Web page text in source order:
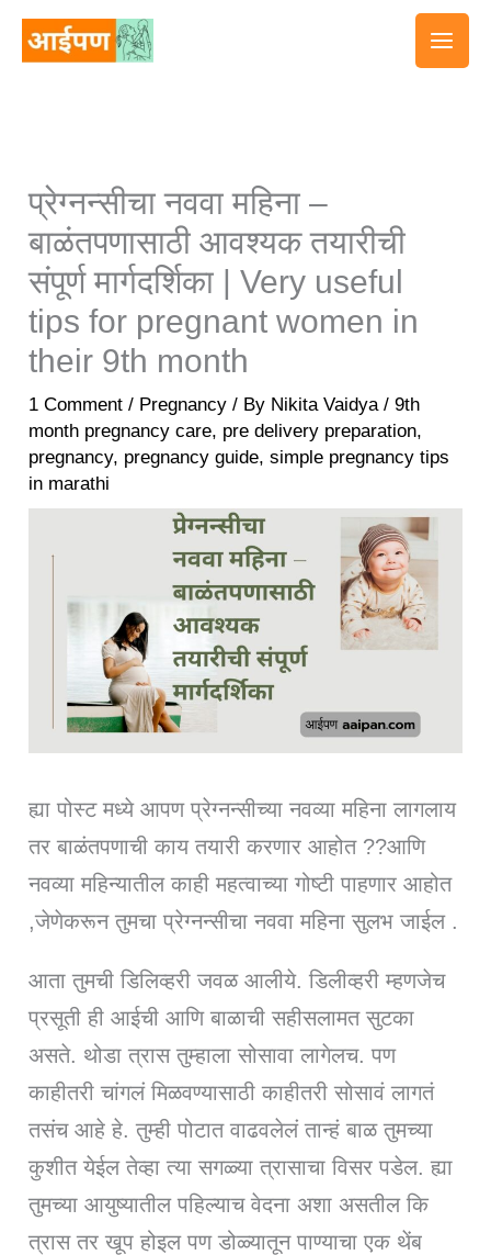
Skip
प्रेग्नन्सीचा नववा महिना –
बाळंतपणासाठी आवश्यक तयारीची
संपूर्ण मार्गदर्शिका | Very useful
tips for pregnant women in
their 9th month
1 Comment / Pregnancy / By Nikita Vaidya/9th
month pregnancy care, pre delivery preparation,
pregnancy, pregnancy guide,simple pregnancy tips
in marathi
ह्या पोस्ट मध्ये आपण प्रेग्नन्सीच्या नवव्या महिना लागलाय
तर बाळंतपणाची काय तयारी करणार आहोत ??आणि
नवव्या महिन्यातील काही महत्वाच्या गोष्टी पाहणार आहोत
,जेणेकरून तुमचा प्रेग्नन्सीचा नववा महिना सुलभ जाईल .
आता तुमची डिलिव्हरी जवळ आलीये. डिलीव्हरी म्हणजेच
प्रसूती ही आईची आणि बाळाची सहीसलामत सुटका
असते. थोडा त्रास तुम्हाला सोसावा लागेलच. पण
काहीतरी चांगलं मिळवण्यासाठी काहीतरी सोसावं लागतं
तसंच आहे हे. तुम्ही पोटात वाढवलेलं तान्हं बाळ तुमच्या
कुशीत येईल तेव्हा त्या सगळ्या त्रासाचा विसर पडेल. ह्या
तुमच्या आयुष्यातील पहिल्याच वेदना अशा असतील कि
त्रास तर खूप होइल पण डोळ्यातून पाण्याचा एक थेंब